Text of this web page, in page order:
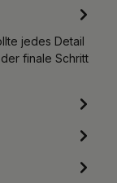
jedes Detail
finale Schritt